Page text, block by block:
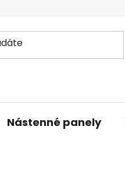
Nástenné panely